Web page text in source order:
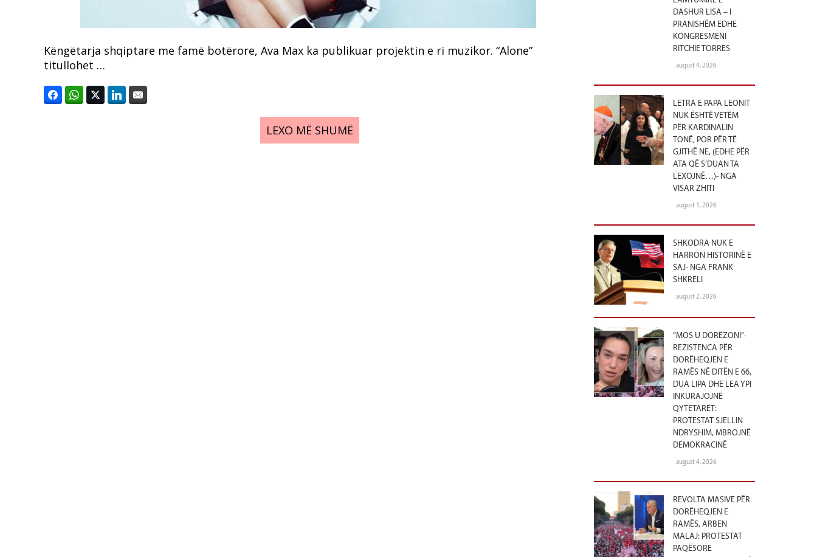
Këngëtarja shqiptare me famë botërore, Ava Max ka publikuar projektin e ri muzikor. “Alone”
titullohet …
LEXO MË SHUMË
DASHUR LISA – I
PRANISHËM EDHE
KONGRESMENI
RITCHIE TORRES
august 4, 2026
LETRA E PAPA LEONIT
NUK ËSHTË VETËM
PËR KARDINALIN
TONË, POR PËR TË
GJITHË NE, (EDHE PËR
ATA QË S’DUAN TA
LEXOJNË…)- NGA
VISAR ZHITI
august 1, 2026
SHKODRA NUK E
HARRON HISTORINË E
SAJ- NGA FRANK
SHKRELI
august 2, 2026
“MOS U DORËZONI”-
REZISTENCA PËR
DORËHEQJEN E
RAMËS NË DITËN E 66,
DUA LIPA DHE LEA YPI
INKURAJOJNË
QYTETARËT:
PROTESTAT SJELLIN
NDRYSHIM, MBROJNË
DEMOKRACINË
august 4, 2026
REVOLTA MASIVE PËR
DORËHEQJEN E
RAMËS, ARBEN
MALAJ: PROTESTAT
PAQËSORE